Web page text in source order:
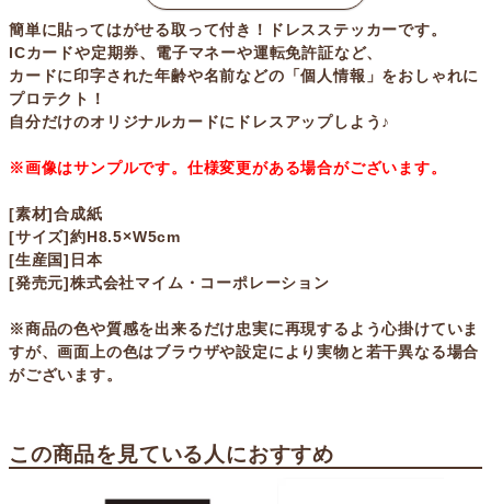
簡単に貼ってはがせる取って付き！ドレスステッカーです。
ICカードや定期券、電子マネーや運転免許証など、
カードに印字された年齢や名前などの「個人情報」をおしゃれに
プロテクト！
自分だけのオリジナルカードにドレスアップしよう♪
※画像はサンプルです。仕様変更がある場合がございます。
[素材]合成紙
[サイズ]約H8.5×W5cm
[生産国]日本
[発売元]株式会社マイム・コーポレーション
※商品の色や質感を出来るだけ忠実に再現するよう心掛けていま
すが、画面上の色はブラウザや設定により実物と若干異なる場合
がございます。
この商品を見ている人におすすめ